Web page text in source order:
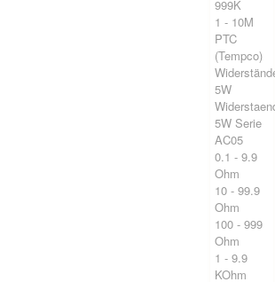
999K
1 - 10M
PTC
(Tempco)
5W
5W Serie
AC05
0.1 - 9.9
Ohm
10 - 99.9
Ohm
100 - 999
Ohm
1 - 9.9
KOhm